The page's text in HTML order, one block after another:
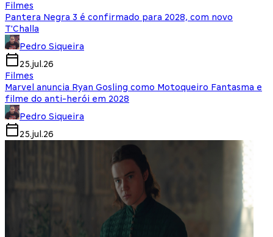
Filmes
Pantera Negra 3 é confirmado para 2028, com novo
T'Challa
Pedro Siqueira
25.jul.26
Filmes
Marvel anuncia Ryan Gosling como Motoqueiro Fantasma e
filme do anti-herói em 2028
Pedro Siqueira
25.jul.26